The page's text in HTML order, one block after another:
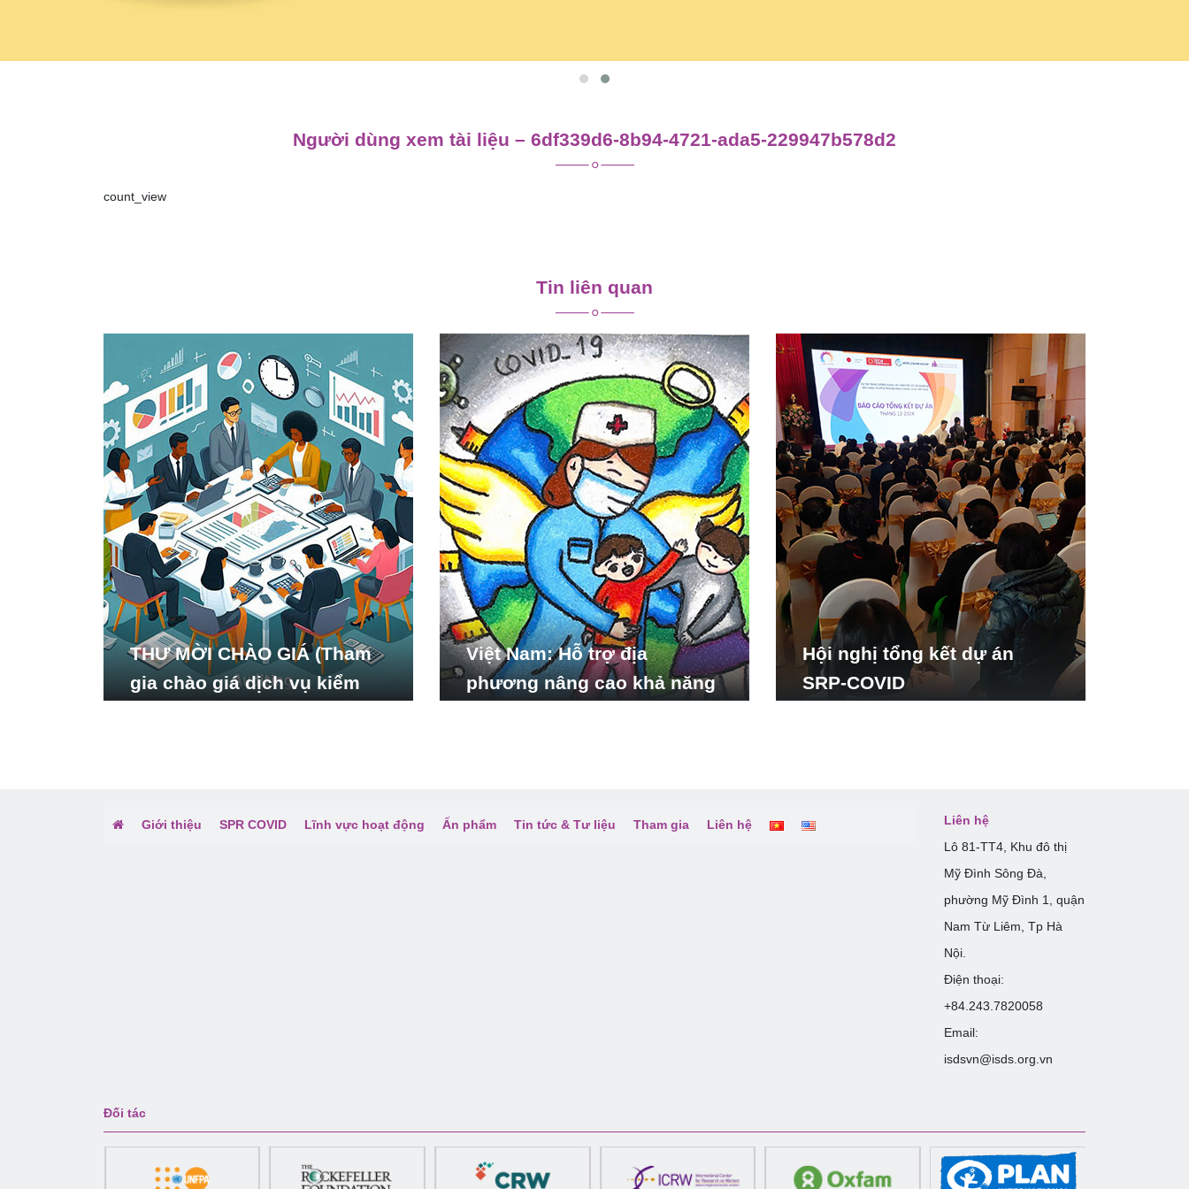
Người dùng xem tài liệu – 6df339d6-8b94-4721-ada5-229947b578d2
count_view
viết
Tin liên quan
THƯ MỜI CHÀO GIÁ (Tham
gia chào giá dịch vụ kiểm
Việt Nam: Hỗ trợ địa
phương nâng cao khả năng
Hội nghị tổng kết dự án
SRP-COVID
Giới thiệu SPR COVID Lĩnh vực hoạt động Ấn phẩm Tin tức & Tư liệu Tham gia Liên hệ
Liên hệ
Lô 81-TT4, Khu đô thị
Mỹ Đình Sông Đà,
phường Mỹ Đình 1, quận
Nam Từ Liêm, Tp Hà
Nội.
Điện thoại:
+84.243.7820058
Email:
isdsvn@isds.org.vn
Đối tác